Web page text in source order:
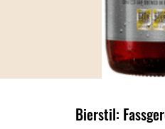
Bierstil: